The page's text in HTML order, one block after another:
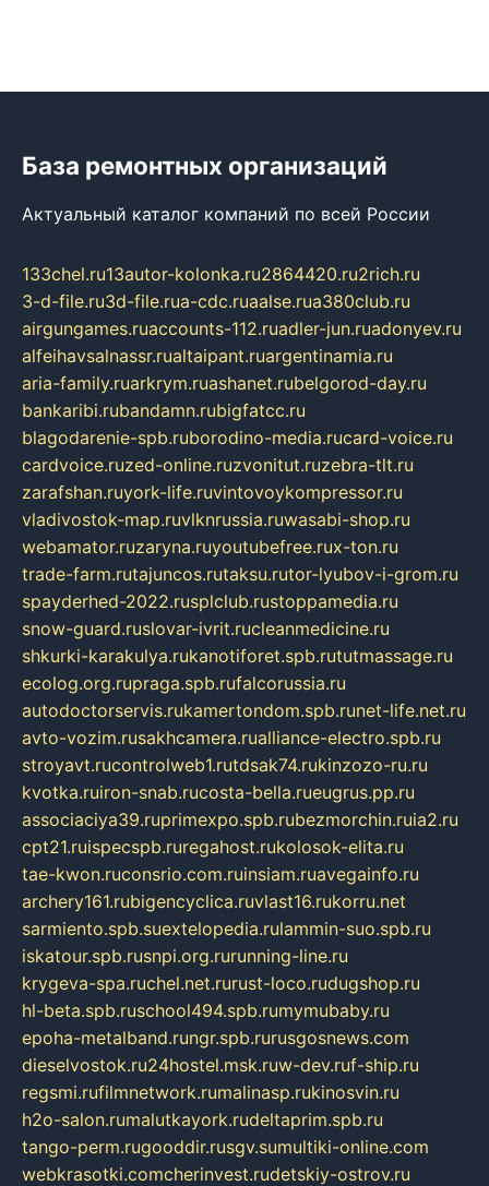
База ремонтных организаций
Актуальный каталог компаний по всей России
133chel.ru13autor-kolonka.ru2864420.ru2rich.ru
3-d-file.ru3d-file.rua-cdc.ruaalse.rua380club.ru
airgungames.ruaccounts-112.ruadler-jun.ruadonyev.ru
alfeihavsalnassr.rualtaipant.ruargentinamia.ru
aria-family.ruarkrym.ruashanet.rubelgorod-day.ru
bankaribi.rubandamn.rubigfatcc.ru
blagodarenie-spb.ruborodino-media.rucard-voice.ru
cardvoice.ruzed-online.ruzvonitut.ruzebra-tlt.ru
zarafshan.ruyork-life.ruvintovoykompressor.ru
vladivostok-map.ruvlknrussia.ruwasabi-shop.ru
webamator.ruzaryna.ruyoutubefree.rux-ton.ru
trade-farm.rutajuncos.rutaksu.rutor-lyubov-i-grom.ru
spayderhed-2022.rusplclub.rustoppamedia.ru
snow-guard.ruslovar-ivrit.rucleanmedicine.ru
shkurki-karakulya.rukanotiforet.spb.rututmassage.ru
ecolog.org.rupraga.spb.rufalcorussia.ru
autodoctorservis.rukamertondom.spb.runet-life.net.ru
avto-vozim.rusakhcamera.rualliance-electro.spb.ru
stroyavt.rucontrolweb1.rutdsak74.rukinzozo-ru.ru
kvotka.ruiron-snab.rucosta-bella.rueugrus.pp.ru
associaciya39.ruprimexpo.spb.rubezmorchin.ruia2.ru
cpt21.ruispecspb.ruregahost.rukolosok-elita.ru
tae-kwon.ruconsrio.com.ruinsiam.ruavegainfo.ru
archery161.rubigencyclica.ruvlast16.rukorru.net
sarmiento.spb.suextelopedia.rulammin-suo.spb.ru
iskatour.spb.rusnpi.org.rurunning-line.ru
krygeva-spa.ruchel.net.rurust-loco.rudugshop.ru
hl-beta.spb.ruschool494.spb.rumymubaby.ru
epoha-metalband.rungr.spb.rurusgosnews.com
dieselvostok.ru24hostel.msk.ruw-dev.ruf-ship.ru
regsmi.rufilmnetwork.rumalinasp.rukinosvin.ru
h2o-salon.rumalutkayork.rudeltaprim.spb.ru
tango-perm.rugooddir.rusgv.sumultiki-online.com
webkrasotki.comcherinvest.rudetskiy-ostrov.ru